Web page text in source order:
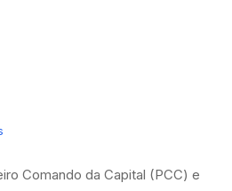
Comando da Capital (PCC) e